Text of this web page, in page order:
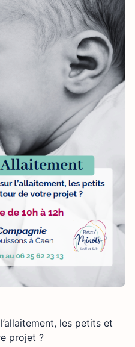
les petits et
projet ?